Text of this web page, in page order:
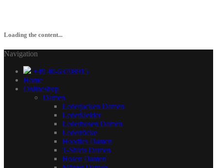
Loading the content...
Navigation
+49 40-63708915
Home
Onlineshop
Damen
Lederjacken Damen
Lederkleider
Lederhosen Damen
Lederröcke
Hoodies Damen
T-Shirts Damen
Hosen Damen